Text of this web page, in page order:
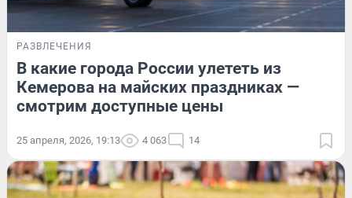
РАЗВЛЕЧЕНИЯ
В какие города России улететь из
Кемерова на майских праздниках —
смотрим доступные цены
25 апреля, 2026, 19:13 4 063 14